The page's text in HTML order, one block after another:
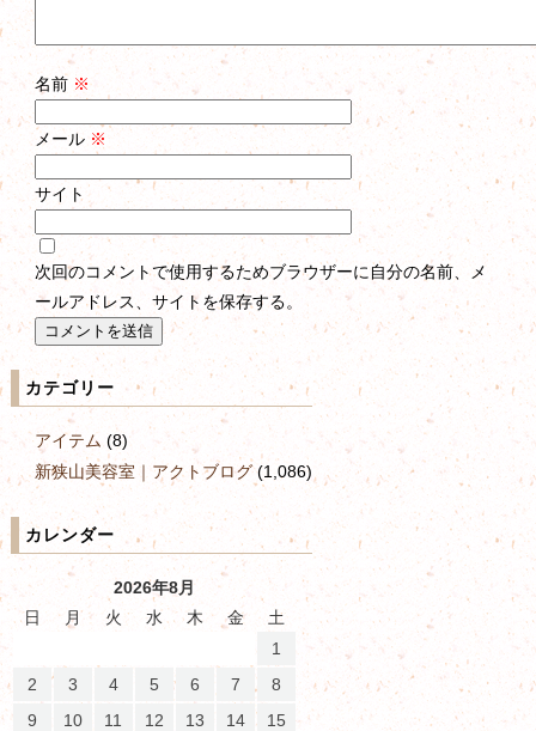
名前 ※
メール ※
サイト
次回のコメントで使用するためブラウザーに自分の名前、メ
ールアドレス、サイトを保存する。
カテゴリー
アイテム (8)
新狭山美容室｜アクトブログ(1,086)
カレンダー
2026年8月
日
月 火 水 木 金
土
1
2
3 4 5 6 7
8
9
10 11 12 13 14
15